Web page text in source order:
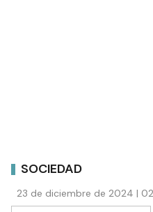
SOCIEDAD
23 de diciembre de 2024 |